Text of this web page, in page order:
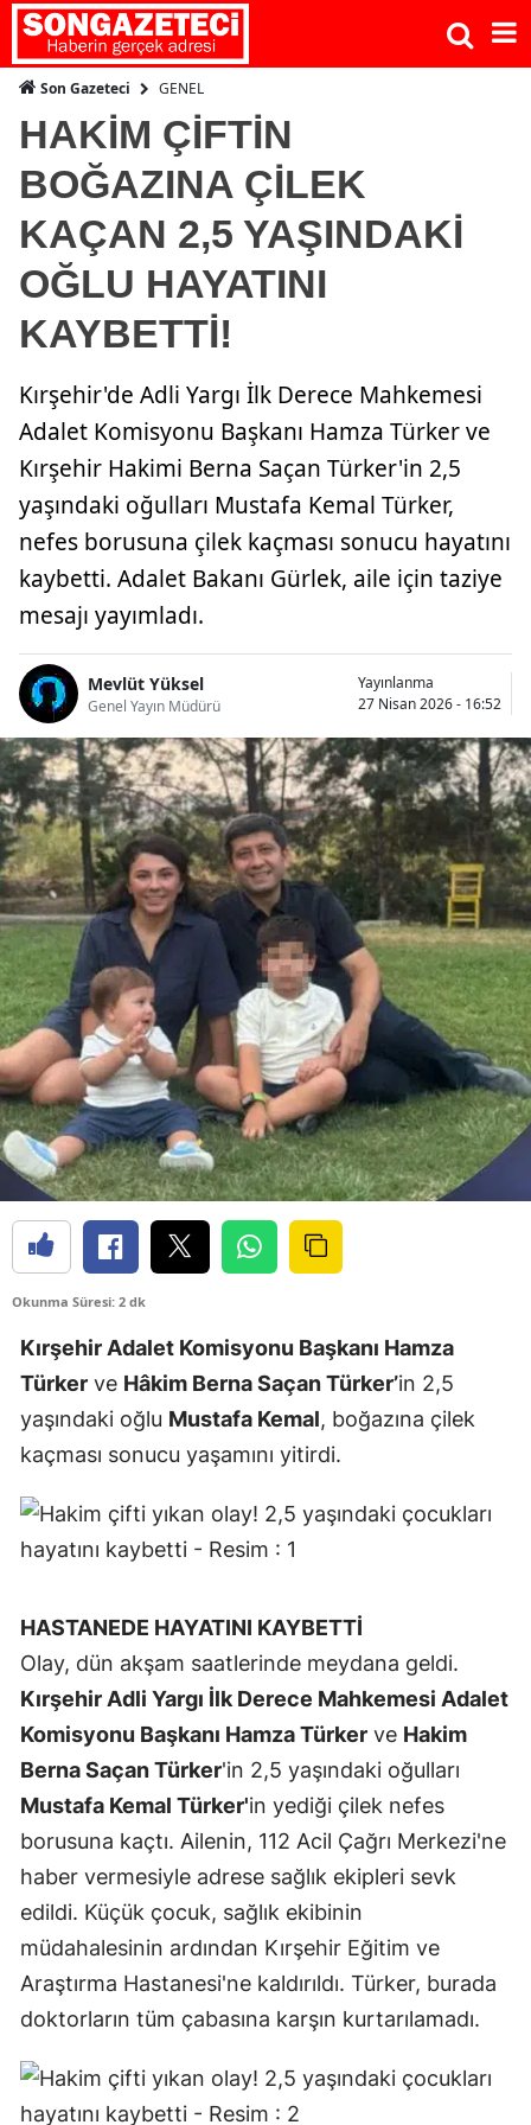
Son Gazeteci GENEL
HAKİM ÇİFTİN
BOĞAZINA ÇİLEK
KAÇAN 2,5 YAŞINDAKİ
OĞLU HAYATINI
KAYBETTİ!
Kırşehir'de Adli Yargı İlk Derece Mahkemesi
Adalet Komisyonu Başkanı Hamza Türker ve
Kırşehir Hakimi Berna Saçan Türker'in 2,5
yaşındaki oğulları Mustafa Kemal Türker,
nefes borusuna çilek kaçması sonucu hayatını
kaybetti. Adalet Bakanı Gürlek, aile için taziye
mesajı yayımladı.
Mevlüt Yüksel
Genel Yayın Müdürü
Yayınlanma
27 Nisan 2026 - 16:52
Okunma Süresi: 2 dk
Kırşehir Adalet Komisyonu Başkanı Hamza
Türker ve Hâkim Berna Saçan Türker’in 2,5
yaşındaki oğlu Mustafa Kemal, boğazına çilek
kaçması sonucu yaşamını yitirdi.
HASTANEDE HAYATINI KAYBETTİ
Olay, dün akşam saatlerinde meydana geldi.
Kırşehir Adli Yargı İlk Derece Mahkemesi Adalet
Komisyonu Başkanı Hamza Türker ve Hakim
Berna Saçan Türker'in 2,5 yaşındaki oğulları
Mustafa Kemal Türker'in yediği çilek nefes
borusuna kaçtı. Ailenin, 112 Acil Çağrı Merkezi'ne
haber vermesiyle adrese sağlık ekipleri sevk
edildi. Küçük çocuk, sağlık ekibinin
müdahalesinin ardından Kırşehir Eğitim ve
Araştırma Hastanesi'ne kaldırıldı. Türker, burada
doktorların tüm çabasına karşın kurtarılamadı.